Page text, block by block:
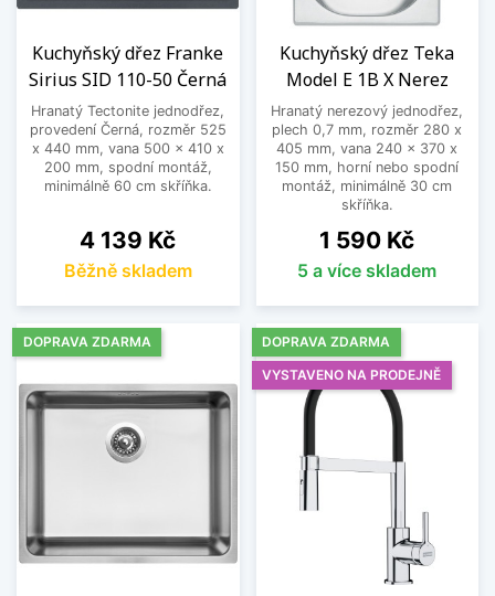
Kuchyňský dřez Franke
Sirius SID 110-50 Černá
Hranatý Tectonite jednodřez,
provedení Černá, rozměr 525
x 440 mm, vana 500 x 410 x
200 mm, spodní montáž,
minimálně 60 cm skříňka.
Cena
4 139 Kč
Běžně skladem
Kuchyňský dřez Teka
Model E 1B X Nerez
Hranatý nerezový jednodřez,
plech 0,7 mm, rozměr 280 x
405 mm, vana 240 x 370 x
150 mm, horní nebo spodní
montáž, minimálně 30 cm
skříňka.
Cena
1 590 Kč
5 a více skladem
DOPRAVA ZDARMA
DOPRAVA ZDARMA
VYSTAVENO NA PRODEJNĚ